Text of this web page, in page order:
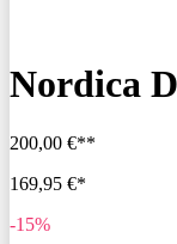
Nordica
200,00 €**
169,95 €*
-15%